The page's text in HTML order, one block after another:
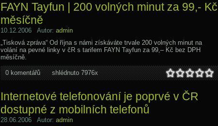
FAYN Tayfun | 200 volných minut za 99,- Kč
měsíčně
10.12.2006 Autor: admin
„Tisková zpráva“ Od října s námi získáváte trvale 200 volných minut na
volání na pevné linky v čR s tarifem FAYN Tayfun za 99,– Kč bez DPH
měsíčně.
0 komentářů shlédnuto 7976x
Internetové telefonování je poprvé v ČR
dostupné z mobilních telefonů
28.06.2006 Autor: admin